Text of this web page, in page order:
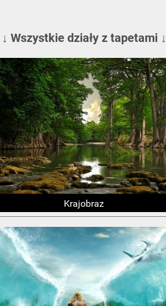
↓ Wszystkie działy z tapetami ↓
Krajobraz